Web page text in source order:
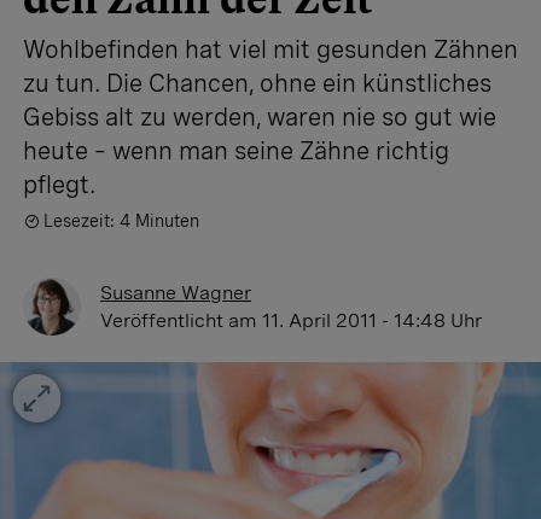
Wohlbefinden hat viel mit gesunden Zähnen
zu tun. Die Chancen, ohne ein künstliches
Gebiss alt zu werden, waren nie so gut wie
heute – wenn man seine Zähne richtig
pflegt.
Lesezeit: 4 Minuten
Susanne Wagner
Veröffentlicht am 11. April 2011 - 14:48 Uhr